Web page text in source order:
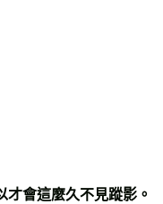
會這麼久不見蹤影。